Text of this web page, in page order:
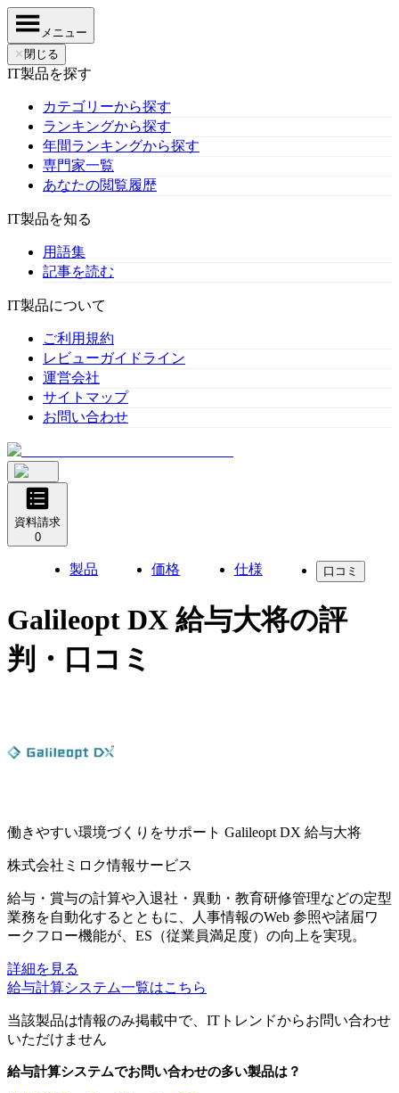
メニュー
✕ 閉じる
IT製品を探す
カテゴリーから探す
ランキングから探す
年間ランキングから探す
専門家一覧
あなたの閲覧履歴
IT製品を知る
用語集
記事を読む
IT製品について
ご利用規約
レビューガイドライン
運営会社
サイトマップ
お問い合わせ
資料請求
0
製品 価格 仕様 口コミ
Galileopt DX 給与大将の評
判・口コミ
働きやすい環境づくりをサポート Galileopt DX 給与大将
株式会社ミロク情報サービス
給与・賞与の計算や入退社・異動・教育研修管理などの定型
業務を自動化するとともに、人事情報のWeb 参照や諸届ワ
ークフロー機能が、ES（従業員満足度）の向上を実現。
詳細を見る
給与計算システム一覧はこちら
当該製品は情報のみ掲載中で、ITトレンドからお問い合わせ
いただけません
給与計算システムでお問い合わせの多い製品は？